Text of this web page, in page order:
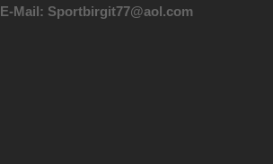
E-Mail: Sportbirgit77@aol.com